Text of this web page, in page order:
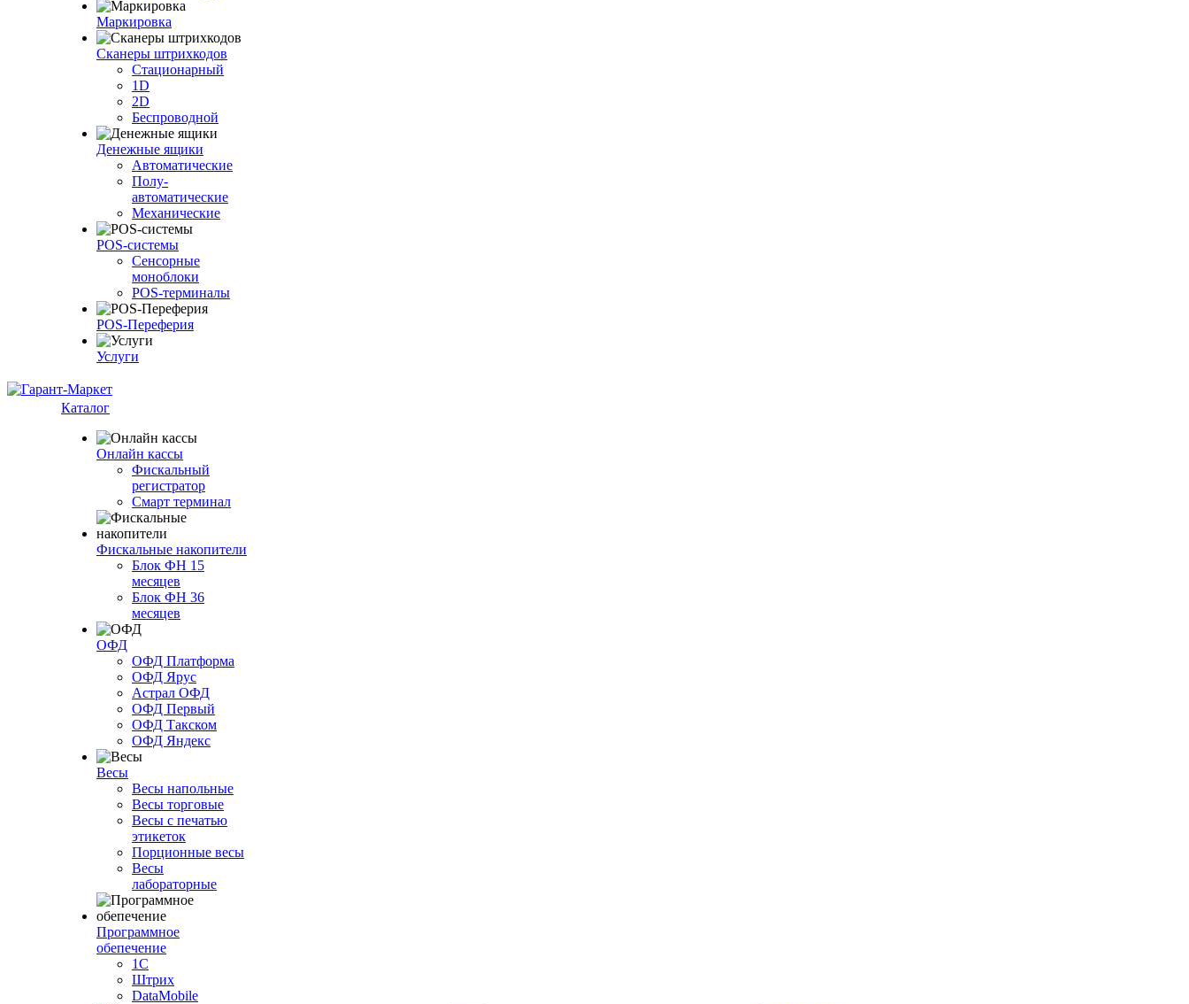
Маркировка
Сканеры штрихкодов
Стационарный
1D
2D
Беспроводной
Денежные ящики
Автоматические
Полу-
автоматические
Механические
POS-системы
Сенсорные
моноблоки
POS-терминалы
POS-Переферия
Услуги
Каталог
Онлайн кассы
Фискальный
регистратор
Смарт терминал
Фискальные накопители
Блок ФН 15
месяцев
Блок ФН 36
месяцев
ОФД
ОФД Платформа
ОФД Ярус
Астрал ОФД
ОФД Первый
ОФД Такском
ОФД Яндекс
Весы
Весы напольные
Весы торговые
Весы с печатью
этикеток
Порционные весы
Весы
лабораторные
Программное
обепечение
1С
Штрих
DataMobile